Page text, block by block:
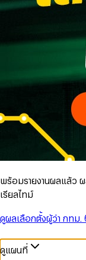
พร้อมรายงานผลแล้ว
เรียลไทม์
ดูผลเลือกตั้งผู้ว่า กทม.
ดูแผนที่